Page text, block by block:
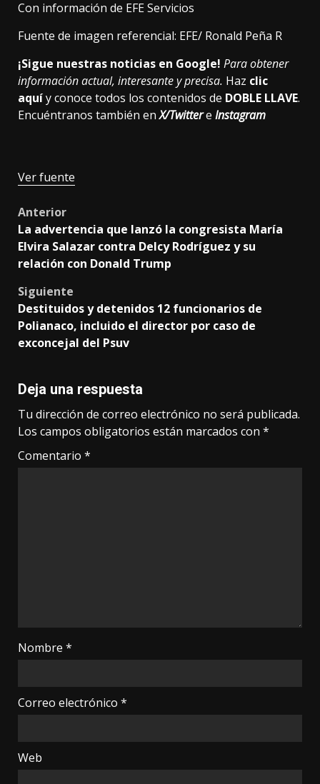
Con información de EFE Servicios
Fuente de imagen referencial: EFE/ Ronald Peña R
¡Sigue nuestras noticias en Google! Para obtener
información actual, interesante y precisa. Haz clic
aquíy conoce todos los contenidos de DOBLE LLAVE.
Encuéntranos también enX/Twittere Instagram
Ver fuente
Post
navigation
Anterior
La advertencia que lanzó la congresista María
Elvira Salazar contra Delcy Rodríguez y su
relación con Donald Trump
Siguiente
Destituidos y detenidos 12 funcionarios de
Polianaco, incluido el director por caso de
exconcejal del Psuv
Deja una respuesta
Tu dirección de correo electrónico no será publicada.
Los campos obligatorios están marcados con *
Comentario *
Nombre *
Correo electrónico *
Web